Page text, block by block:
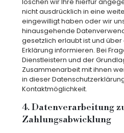
nicht ausdrücklich in eine
eingewilligt haben oder wir
hinausgehende
gesetzlich erlaubt ist und über
Erklärung informieren. Bei
Dienstleistern und der
Zusammenarbeit mit ihnen
in dieser
Kontaktmöglichkeit.
4. Datenverarbeitung
Zahlungsabwicklung